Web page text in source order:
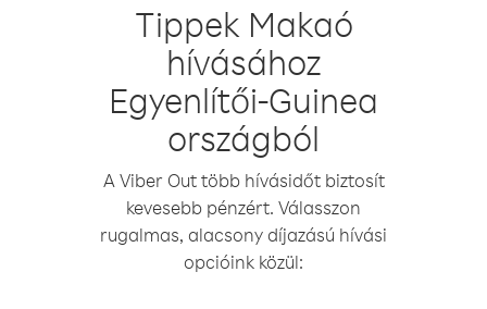
Tippek Makaó
hívásához
Egyenlítői-Guinea
országból
A Viber Out több hívásidőt biztosít
kevesebb pénzért. Válasszon
rugalmas, alacsony díjazású hívási
opcióink közül: